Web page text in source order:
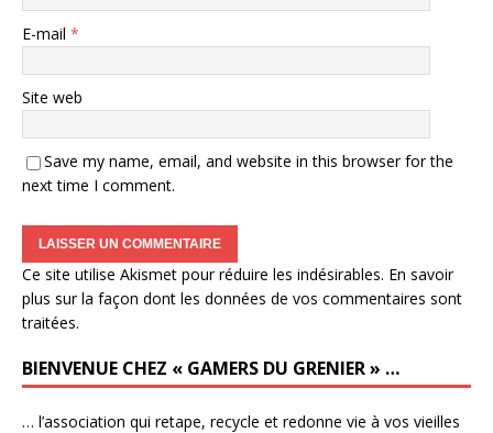
E-mail *
Site web
Save my name, email, and website in this browser for the
next time I comment.
Ce site utilise Akismet pour réduire les indésirables. En savoir
plus sur la façon dont les données de vos commentaires sont
traitées.
BIENVENUE CHEZ « GAMERS DU GRENIER » …
… l’association qui retape, recycle et redonne vie à vos vieilles